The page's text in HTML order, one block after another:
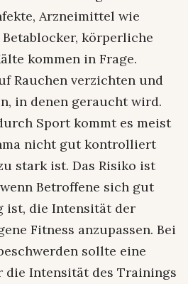
Arzneimittel wie
körperliche
kommen in Frage.
Rauchen verzichten und
in denen geraucht wird.
Sport kommt es meist
nicht gut kontrolliert
stark ist. Das Risiko ist
Betroffene sich gut
ist, die Intensität der
Fitness anzupassen. Bei
sollte eine
die Intensität des Trainings